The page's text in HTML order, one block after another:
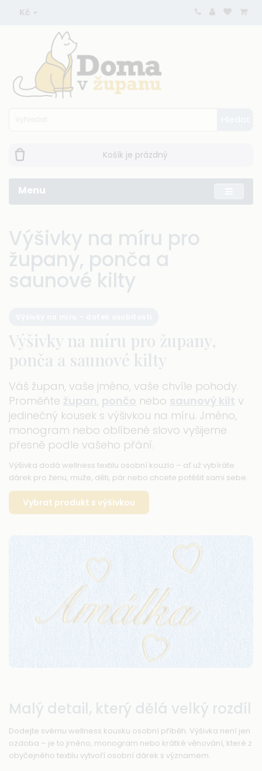
Kč
Košík je prázdný
Menu
Výšivky na míru pro
župany, ponča a
saunové kilty
Výšivky na míru pro župany,
ponča a saunové kilty
Váš župan, vaše jméno, vaše chvíle pohody.
Proměňte župan, pončo nebo saunový kilt v
jedinečný kousek s výšivkou na míru. Jméno,
monogram nebo oblíbené slovo vyšijeme
přesně podle vašeho přání.
Výšivka dodá wellness textilu osobní kouzlo – ať už vybíráte
dárek pro ženu, muže, děti, pár nebo chcete potěšit sami sebe.
Vybrat produkt s výšivkou
Malý detail, který dělá velký rozdíl
Dodejte svému wellness kousku osobní příběh. Výšivka není jen
ozdoba – je to jméno, monogram nebo krátké věnování, které z
obyčejného textilu vytvoří osobní dárek s významem.